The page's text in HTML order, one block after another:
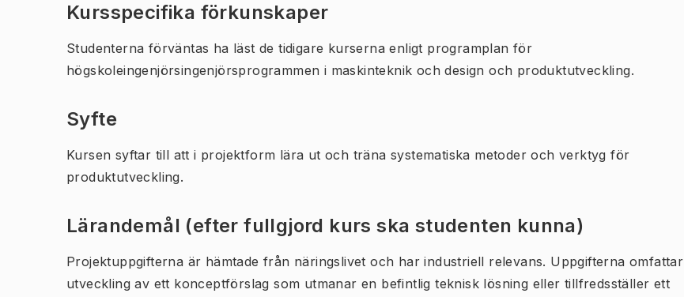
Kursspecifika förkunskaper
Studenterna förväntas ha läst de tidigare kurserna enligt programplan för
högskoleingenjörsingenjörsprogrammen i maskinteknik och design och produktutveckling.
Syfte
Kursen syftar till att i projektform lära ut och träna systematiska metoder och verktyg för
produktutveckling.
Lärandemål (efter fullgjord kurs ska studenten kunna)
Projektuppgifterna är hämtade från näringslivet och har industriell relevans. Uppgifterna omfattar
utveckling av ett konceptförslag som utmanar en befintlig teknisk lösning eller tillfredsställer ett